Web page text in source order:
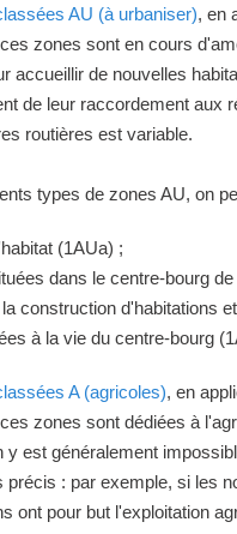
AU (à urbaniser), en
zones sont en cours
accueillir de nouvelles
de leur raccordement aux
routières est variable.
types de zones AU, on
(1AUa) ;
dans le centre-bourg
construction d'habitations
à la vie du centre-bourg
A (agricoles), en
zones sont dédiées à
y est généralement
précis : par exemple, si les
ont pour but l'exploitation